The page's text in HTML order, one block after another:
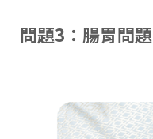
問題3：腸胃問題